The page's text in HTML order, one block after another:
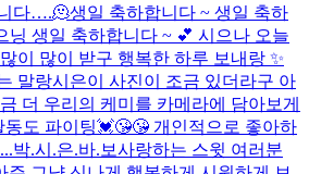
다….🫠생일 축하합니다 ~ 생일 축하
닝 생일 축하합니다 ~ 💕 시으나 오늘
이 많이 받구 행복한 하루 보내랑 ✨
말랑시은이 사진이 조금 있더라구 아
더 우리의 케미를 카메라에 담아보게
도 파이팅💓😘😘 개인적으로 좋아하
박.시.은.바.보사랑하는 스윗 여러분